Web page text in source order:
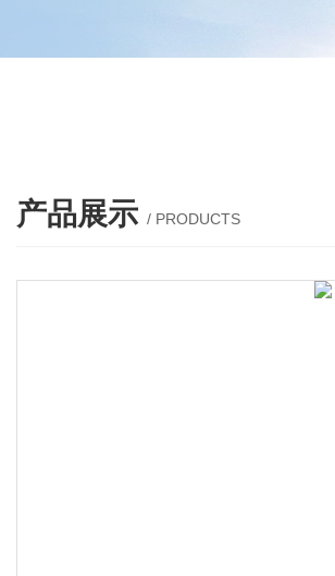
产品展示 / PRODUCTS